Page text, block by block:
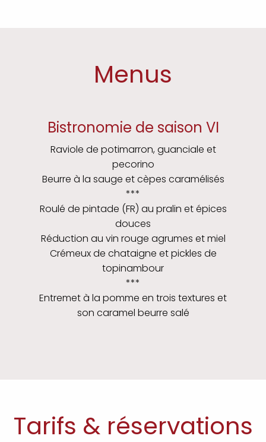
Menus
Bistronomie de saison VI
Raviole de potimarron, guanciale et
pecorino
Beurre à la sauge et cèpes caramélisés
***
Roulé de pintade (FR) au pralin et épices
douces
Réduction au vin rouge agrumes et miel
Crémeux de chataigne et pickles de
topinambour
***
Entremet à la pomme en trois textures et
son caramel beurre salé
Tarifs & réservations